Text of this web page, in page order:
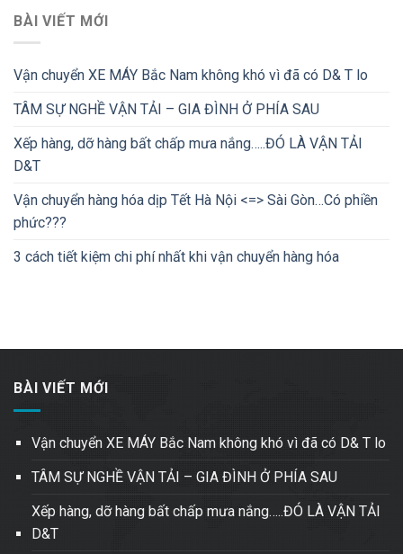
BÀI VIẾT MỚI
Vận chuyển XE MÁY Bắc Nam không khó vì đã có D& T lo
TÂM SỰ NGHỀ VẬN TẢI – GIA ĐÌNH Ở PHÍA SAU
Xếp hàng, dỡ hàng bất chấp mưa nắng…..ĐÓ LÀ VẬN TẢI
D&T
Vận chuyển hàng hóa dịp Tết Hà Nội <=> Sài Gòn…Có phiền
phức???
3 cách tiết kiệm chi phí nhất khi vận chuyển hàng hóa
BÀI VIẾT MỚI
Vận chuyển XE MÁY Bắc Nam không khó vì đã có D& T lo
TÂM SỰ NGHỀ VẬN TẢI – GIA ĐÌNH Ở PHÍA SAU
Xếp hàng, dỡ hàng bất chấp mưa nắng…..ĐÓ LÀ VẬN TẢI
D&T